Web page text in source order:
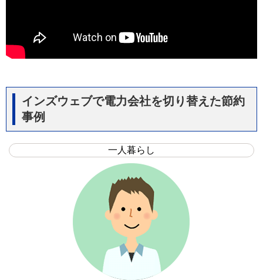
インズウェブで電力会社を切り替えた節約
事例
一人暮らし